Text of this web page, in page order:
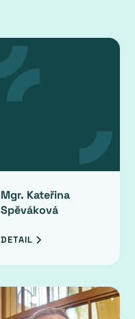
Mgr. Kateřina
Spěváková
DETAIL